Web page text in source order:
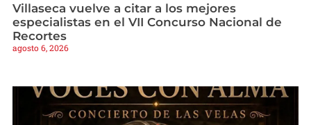
Villaseca vuelve a citar a los mejores
especialistas en el VII Concurso Nacional de
Recortes
agosto 6, 2026